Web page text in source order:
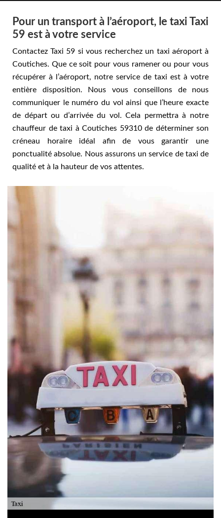
Pour un transport à l’aéroport, le taxi Taxi
59 est à votre service
Contactez Taxi 59 si vous recherchez un taxi aéroport à
Coutiches. Que ce soit pour vous ramener ou pour vous
récupérer à l’aéroport, notre service de taxi est à votre
entière disposition. Nous vous conseillons de nous
communiquer le numéro du vol ainsi que l’heure exacte
de départ ou d’arrivée du vol. Cela permettra à notre
chauffeur de taxi à Coutiches 59310 de déterminer son
créneau horaire idéal afin de vous garantir une
ponctualité absolue. Nous assurons un service de taxi de
qualité et à la hauteur de vos attentes.